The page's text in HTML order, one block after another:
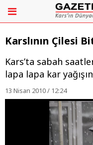
Karslının Çilesi
Kars’ta sabah
lapa lapa kar
13 Nisan 2010 / 12:24